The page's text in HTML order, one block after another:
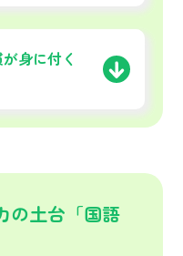
が身に付く
の土台「国語